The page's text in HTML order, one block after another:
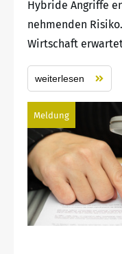
Hybride Angriffe
nehmenden
Wirtschaft
weiterlesen
Meldung